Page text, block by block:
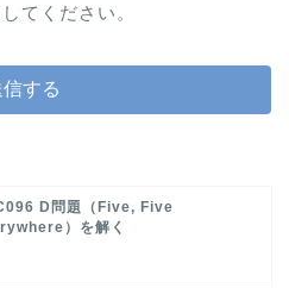
てください。
D問題（Five, Five
）を解く